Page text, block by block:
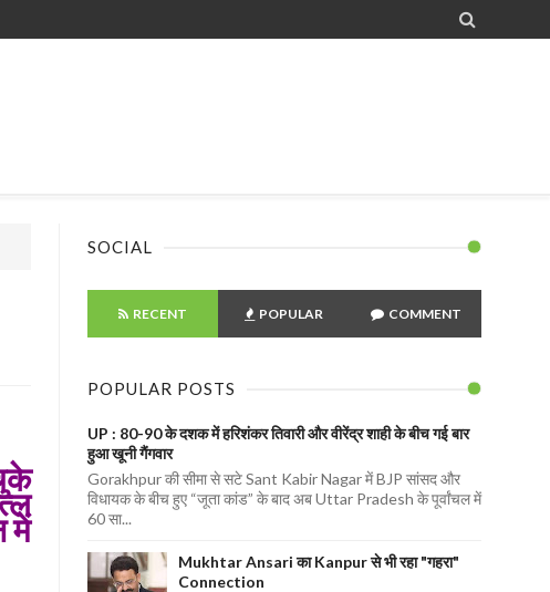

में
SOCIAL
RECENT POPULAR COMMENT
POPULAR POSTS
UP : 80-90 के दशक में हरिशंकर तिवारी और वीरेंद्र शाही के बीच गई बार
हुआ खूनी गैंगवार
Gorakhpur की सीमा से सटे Sant Kabir Nagar में BJP सांसद और
विधायक के बीच हुए “जूता कांड” के बाद अब Uttar Pradesh के पूर्वांचल में
60 सा...
Mukhtar Ansari का Kanpur से भी रहा "गहरा"
Connection